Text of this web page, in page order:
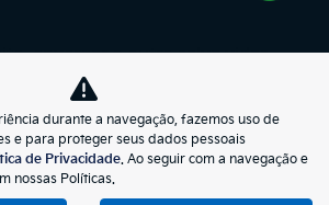
enxergar o outro salva vidas.
57
durante a navegação, fazemos uso de
e para proteger seus dados pessoais
de Privacidade. Ao seguir com a navegação e
nossas Políticas.